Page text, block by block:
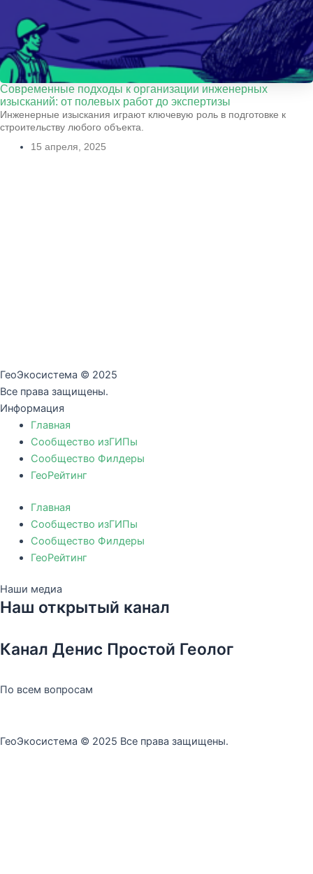
Современные подходы к организации инженерных
изысканий: от полевых работ до экспертизы
Инженерные изыскания играют ключевую роль в подготовке к
строительству любого объекта.
15 апреля, 2025
ГеоЭкосистема © 2025
Все права защищены.
Информация
Главная
Сообщество изГИПы
Сообщество Филдеры
ГеоРейтинг
Главная
Сообщество изГИПы
Сообщество Филдеры
ГеоРейтинг
Наши медиа
Наш открытый канал
Канал Денис Простой Геолог
По всем вопросам
ГеоЭкосистема © 2025 Все права защищены.